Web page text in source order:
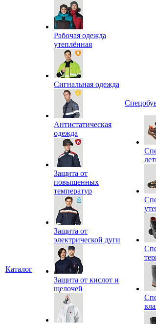
Каталог
Рабочая одежда
утеплённая
Сигнальная одежда
Антистатическая
одежда
Защита от
повышенных
температур
Защита от
электрической дуги
Защита от кислот и
щелочей